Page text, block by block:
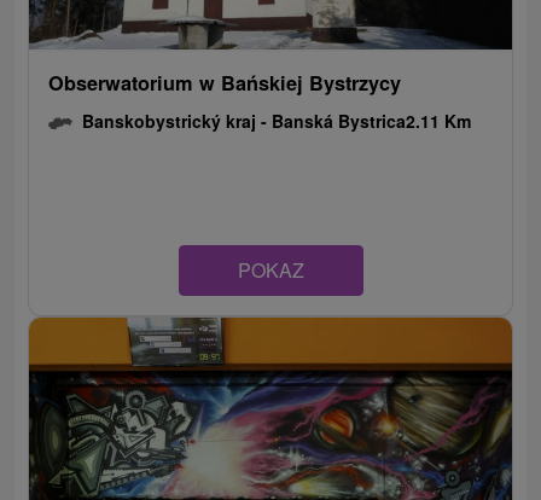
Obserwatorium w Bańskiej Bystrzycy
Banskobystrický kraj - Banská Bystrica2.11 Km
POKAZ